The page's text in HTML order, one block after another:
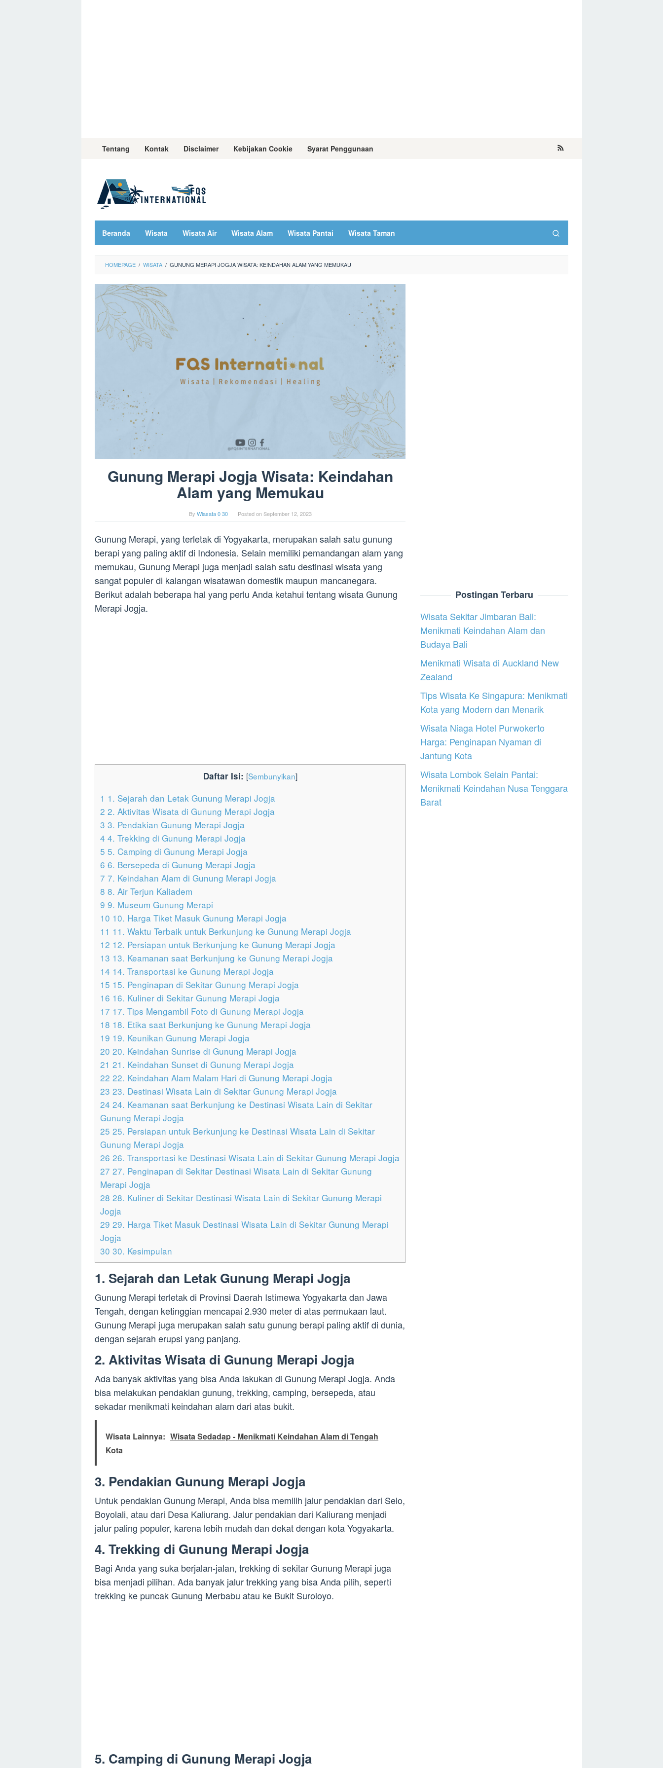
Tentang Kontak Disclaimer Kebijakan Cookie Syarat Penggunaan
Beranda Wisata Wisata Air Wisata Alam Wisata Pantai Wisata Taman
HOMEPAGE / WISATA / GUNUNG MERAPI JOGJA WISATA: KEINDAHAN ALAM YANG MEMUKAU
Gunung Merapi Jogja Wisata: Keindahan
Alam yang Memukau
By Wiasata 0 30 Posted onSeptember 12, 2023
Gunung Merapi, yang terletak di Yogyakarta, merupakan salah satu gunung
berapi yang paling aktif di Indonesia. Selain memiliki pemandangan alam yang
memukau, Gunung Merapi juga menjadi salah satu destinasi wisata yang
sangat populer di kalangan wisatawan domestik maupun mancanegara.
Berikut adalah beberapa hal yang perlu Anda ketahui tentang wisata Gunung
Merapi Jogja.
Daftar Isi: [Sembunyikan]
1 1. Sejarah dan Letak Gunung Merapi Jogja
2 2. Aktivitas Wisata di Gunung Merapi Jogja
3 3. Pendakian Gunung Merapi Jogja
4 4. Trekking di Gunung Merapi Jogja
5 5. Camping di Gunung Merapi Jogja
6 6. Bersepeda di Gunung Merapi Jogja
7 7. Keindahan Alam di Gunung Merapi Jogja
8 8. Air Terjun Kaliadem
9 9. Museum Gunung Merapi
10 10. Harga Tiket Masuk Gunung Merapi Jogja
11 11. Waktu Terbaik untuk Berkunjung ke Gunung Merapi Jogja
12 12. Persiapan untuk Berkunjung ke Gunung Merapi Jogja
13 13. Keamanan saat Berkunjung ke Gunung Merapi Jogja
14 14. Transportasi ke Gunung Merapi Jogja
15 15. Penginapan di Sekitar Gunung Merapi Jogja
16 16. Kuliner di Sekitar Gunung Merapi Jogja
17 17. Tips Mengambil Foto di Gunung Merapi Jogja
18 18. Etika saat Berkunjung ke Gunung Merapi Jogja
19 19. Keunikan Gunung Merapi Jogja
20 20. Keindahan Sunrise di Gunung Merapi Jogja
21 21. Keindahan Sunset di Gunung Merapi Jogja
22 22. Keindahan Alam Malam Hari di Gunung Merapi Jogja
23 23. Destinasi Wisata Lain di Sekitar Gunung Merapi Jogja
24 24. Keamanan saat Berkunjung ke Destinasi Wisata Lain di Sekitar
Gunung Merapi Jogja
25 25. Persiapan untuk Berkunjung ke Destinasi Wisata Lain di Sekitar
Gunung Merapi Jogja
26 26. Transportasi ke Destinasi Wisata Lain di Sekitar Gunung Merapi Jogja
27 27. Penginapan di Sekitar Destinasi Wisata Lain di Sekitar Gunung
Merapi Jogja
28 28. Kuliner di Sekitar Destinasi Wisata Lain di Sekitar Gunung Merapi
Jogja
29 29. Harga Tiket Masuk Destinasi Wisata Lain di Sekitar Gunung Merapi
Jogja
30 30. Kesimpulan
1. Sejarah dan Letak Gunung Merapi Jogja
Gunung Merapi terletak di Provinsi Daerah Istimewa Yogyakarta dan Jawa
Tengah, dengan ketinggian mencapai 2.930 meter di atas permukaan laut.
Gunung Merapi juga merupakan salah satu gunung berapi paling aktif di dunia,
dengan sejarah erupsi yang panjang.
2. Aktivitas Wisata di Gunung Merapi Jogja
Ada banyak aktivitas yang bisa Anda lakukan di Gunung Merapi Jogja. Anda
bisa melakukan pendakian gunung, trekking, camping, bersepeda, atau
sekadar menikmati keindahan alam dari atas bukit.
Wisata Lainnya: Wisata Sedadap - Menikmati Keindahan Alam di Tengah
Kota
3. Pendakian Gunung Merapi Jogja
Untuk pendakian Gunung Merapi, Anda bisa memilih jalur pendakian dari Selo,
Boyolali, atau dari Desa Kaliurang. Jalur pendakian dari Kaliurang menjadi
jalur paling populer, karena lebih mudah dan dekat dengan kota Yogyakarta.
4. Trekking di Gunung Merapi Jogja
Bagi Anda yang suka berjalan-jalan, trekking di sekitar Gunung Merapi juga
bisa menjadi pilihan. Ada banyak jalur trekking yang bisa Anda pilih, seperti
trekking ke puncak Gunung Merbabu atau ke Bukit Suroloyo.
5. Camping di Gunung Merapi Jogja
Postingan Terbaru
Wisata Sekitar Jimbaran Bali:
Menikmati Keindahan Alam dan
Budaya Bali
Menikmati Wisata di Auckland New
Zealand
Tips Wisata Ke Singapura: Menikmati
Kota yang Modern dan Menarik
Wisata Niaga Hotel Purwokerto
Harga: Penginapan Nyaman di
Jantung Kota
Wisata Lombok Selain Pantai:
Menikmati Keindahan Nusa Tenggara
Barat